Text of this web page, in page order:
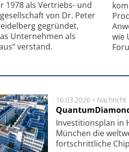
1978 als Vertriebs- und
von Dr. Peter
gegründet,
Unternehmen als
verstand.
wie
16.03.2026 • Nachricht
Inves­ti­tions­plan in
Mün­chen die
fort­schritt­li­che